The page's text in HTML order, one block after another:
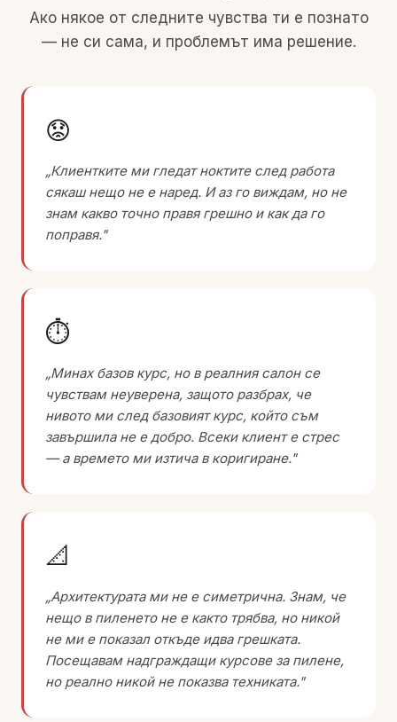
Ако някое от следните чувства ти е познато
— не си сама, и проблемът има решение.
😟
„Клиентките ми гледат ноктите след работа
сякаш нещо не е наред. И аз го виждам, но не
знам какво точно правя грешно и как да го
поправя."
⏱
„Минах базов курс, но в реалния салон се
чувствам неуверена, защото разбрах, че
нивото ми след базовият курс, който съм
завършила не е добро. Всеки клиент е стрес
— а времето ми изтича в коригиране."
📐
„Архитектурата ми не е симетрична. Знам, че
нещо в пиленето не е както трябва, но никой
не ми е показал откъде идва грешката.
Посещавам надграждащи курсове за пилене,
но реално никой не показва техниката."